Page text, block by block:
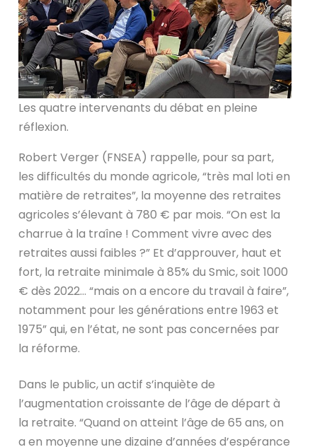
Les quatre intervenants du débat en pleine
réflexion.
Robert Verger (FNSEA) rappelle, pour sa part,
les difficultés du monde agricole, “très mal loti en
matière de retraites”, la moyenne des retraites
agricoles s’élevant à 780 € par mois. “On est la
charrue à la traîne ! Comment vivre avec des
retraites aussi faibles ?” Et d’approuver, haut et
fort, la retraite minimale à 85% du Smic, soit 1000
€ dès 2022… “mais on a encore du travail à faire”,
notamment pour les générations entre 1963 et
1975” qui, en l’état, ne sont pas concernées par
la réforme.
Dans le public, un actif s’inquiète de
l’augmentation croissante de l’âge de départ à
la retraite. “Quand on atteint l’âge de 65 ans, on
a en moyenne une dizaine d’années d’espérance